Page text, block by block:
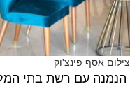
אסף פינצ'וק
עם רשת בתי